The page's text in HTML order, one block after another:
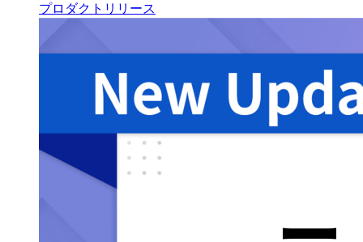
プロダクトリリース